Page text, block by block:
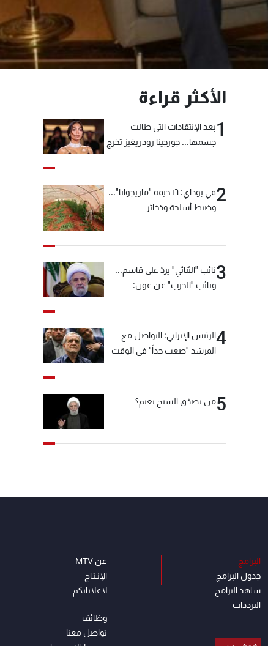
الأكثر قراءة
1بعد الإنتقادات التي طالت
جسمها... جورجينا رودريغيز تخرج
2
في بوداي: ١٦ خيمة "ماريجوانا"...
وضبط أسلحة وذخائر
3نائب "الثنائي" يردّ على قاسم...
ونائب "الحزب" عن عون:
4الرئيس الإيراني: التواصل مع
المرشد "صعب جداً" في الوقت
5من يصدّق الشيخ نعيم؟
البرامج
جدول البرامج
شاهد البرامج
الترددات
عن MTV
الإنـتـاج
لاعلاناتكم
وظائف
تواصل معنا